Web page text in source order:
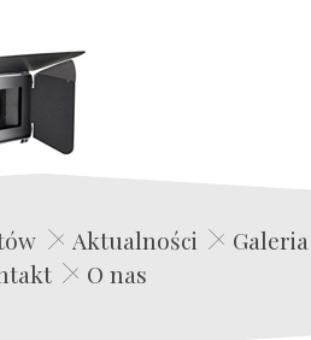
Edwin Film Agencja Aktorska
Aktualności
Galeria
O nas